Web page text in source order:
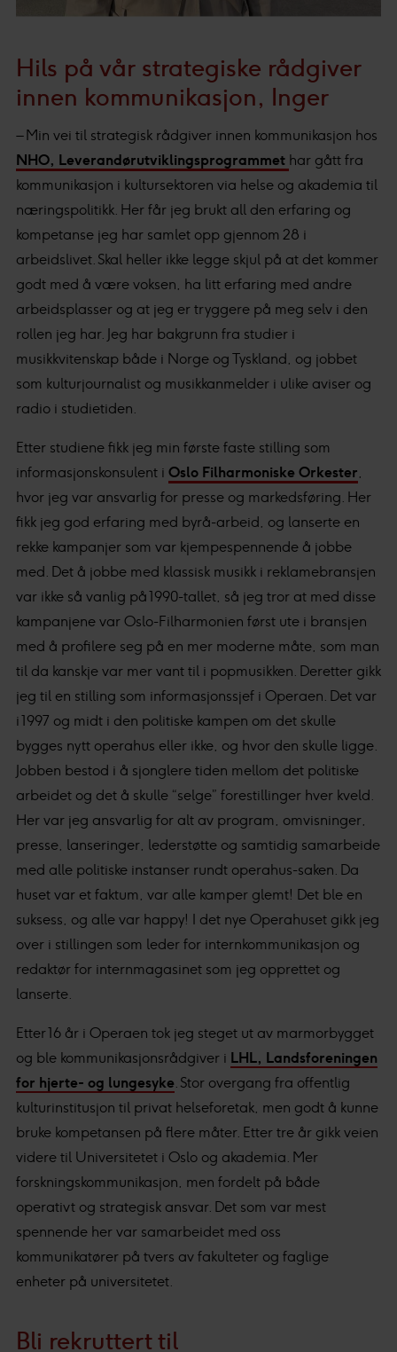
Hils på vår strategiske rådgiver
innen kommunikasjon, Inger
– Min vei til strategisk rådgiver innen kommunikasjon hos
NHO, Leverandørutviklingsprogrammet har gått fra
kommunikasjon i kultursektoren via helse og akademia til
næringspolitikk. Her får jeg brukt all den erfaring og
kompetanse jeg har samlet opp gjennom 28 i
arbeidslivet. Skal heller ikke legge skjul på at det kommer
godt med å være voksen, ha litt erfaring med andre
arbeidsplasser og at jeg er tryggere på meg selv i den
rollen jeg har. Jeg har bakgrunn fra studier i
musikkvitenskap både i Norge og Tyskland, og jobbet
som kulturjournalist og musikkanmelder i ulike aviser og
radio i studietiden.
Etter studiene fikk jeg min første faste stilling som
informasjonskonsulent i Oslo Filharmoniske Orkester,
hvor jeg var ansvarlig for presse og markedsføring. Her
fikk jeg god erfaring med byrå-arbeid, og lanserte en
rekke kampanjer som var kjempespennende å jobbe
med. Det å jobbe med klassisk musikk i reklamebransjen
var ikke så vanlig på 1990-tallet, så jeg tror at med disse
kampanjene var Oslo-Filharmonien først ute i bransjen
med å profilere seg på en mer moderne måte, som man
til da kanskje var mer vant til i popmusikken. Deretter gikk
jeg til en stilling som informasjonssjef i Operaen. Det var
i 1997 og midt i den politiske kampen om det skulle
bygges nytt operahus eller ikke, og hvor den skulle ligge.
Jobben bestod i å sjonglere tiden mellom det politiske
arbeidet og det å skulle “selge” forestillinger hver kveld.
Her var jeg ansvarlig for alt av program, omvisninger,
presse, lanseringer, lederstøtte og samtidig samarbeide
med alle politiske instanser rundt operahus-saken. Da
huset var et faktum, var alle kamper glemt! Det ble en
suksess, og alle var happy! I det nye Operahuset gikk jeg
over i stillingen som leder for internkommunikasjon og
redaktør for internmagasinet som jeg opprettet og
lanserte.
Etter 16 år i Operaen tok jeg steget ut av marmorbygget
og ble kommunikasjonsrådgiver i LHL, Landsforeningen
for hjerte- og lungesyke. Stor overgang fra offentlig
kulturinstitusjon til privat helseforetak, men godt å kunne
bruke kompetansen på flere måter. Etter tre år gikk veien
videre til Universitetet i Oslo og akademia. Mer
forskningskommunikasjon, men fordelt på både
operativt og strategisk ansvar. Det som var mest
spennende her var samarbeidet med oss
kommunikatører på tvers av fakulteter og faglige
enheter på universitetet.
Bli rekruttert til